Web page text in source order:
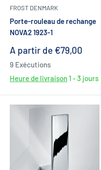
FROST DENMARK
Porte-rouleau de rechange
NOVA2 1923-1
Prix
réduit
A partir de €79,00
9 Exécutions
Heure de livraison1 - 3 jours